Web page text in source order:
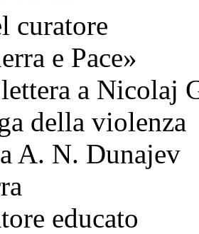
curatore
e Pace»
a Nicolaj
della violenza
A. N. Dunajev
educato